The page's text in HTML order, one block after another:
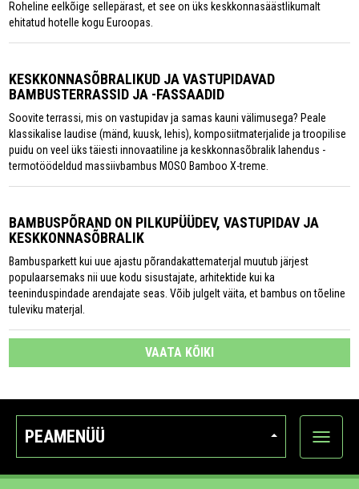
Roheline eelkõige sellepärast, et see on üks keskkonnasäästlikumalt
ehitatud hotelle kogu Euroopas.
KESKKONNASÕBRALIKUD JA VASTUPIDAVAD
BAMBUSTERRASSID JA -FASSAADID
Soovite terrassi, mis on vastupidav ja samas kauni välimusega? Peale
klassikalise laudise (mänd, kuusk, lehis), komposiitmaterjalide ja troopilise
puidu on veel üks täiesti innovaatiline ja keskkonnasõbralik lahendus -
termotöödeldud massiivbambus MOSO Bamboo X-treme.
BAMBUSPÕRAND ON PILKUPÜÜDEV, VASTUPIDAV JA
KESKKONNASÕBRALIK
Bambusparkett kui uue ajastu põrandakattematerjal muutub järjest
populaarsemaks nii uue kodu sisustajate, arhitektide kui ka
teeninduspindade arendajate seas. Võib julgelt väita, et bambus on tõeline
tuleviku materjal.
VAATA KÕIKI
PEAMENÜÜ
Ava